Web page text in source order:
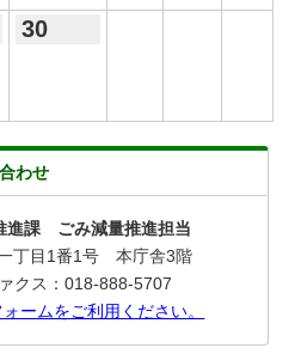
30
わせ
進課 ごみ減量推進担当
丁目1番1号 本庁舎3階
クス：018-888-5707
ームをご利用ください。